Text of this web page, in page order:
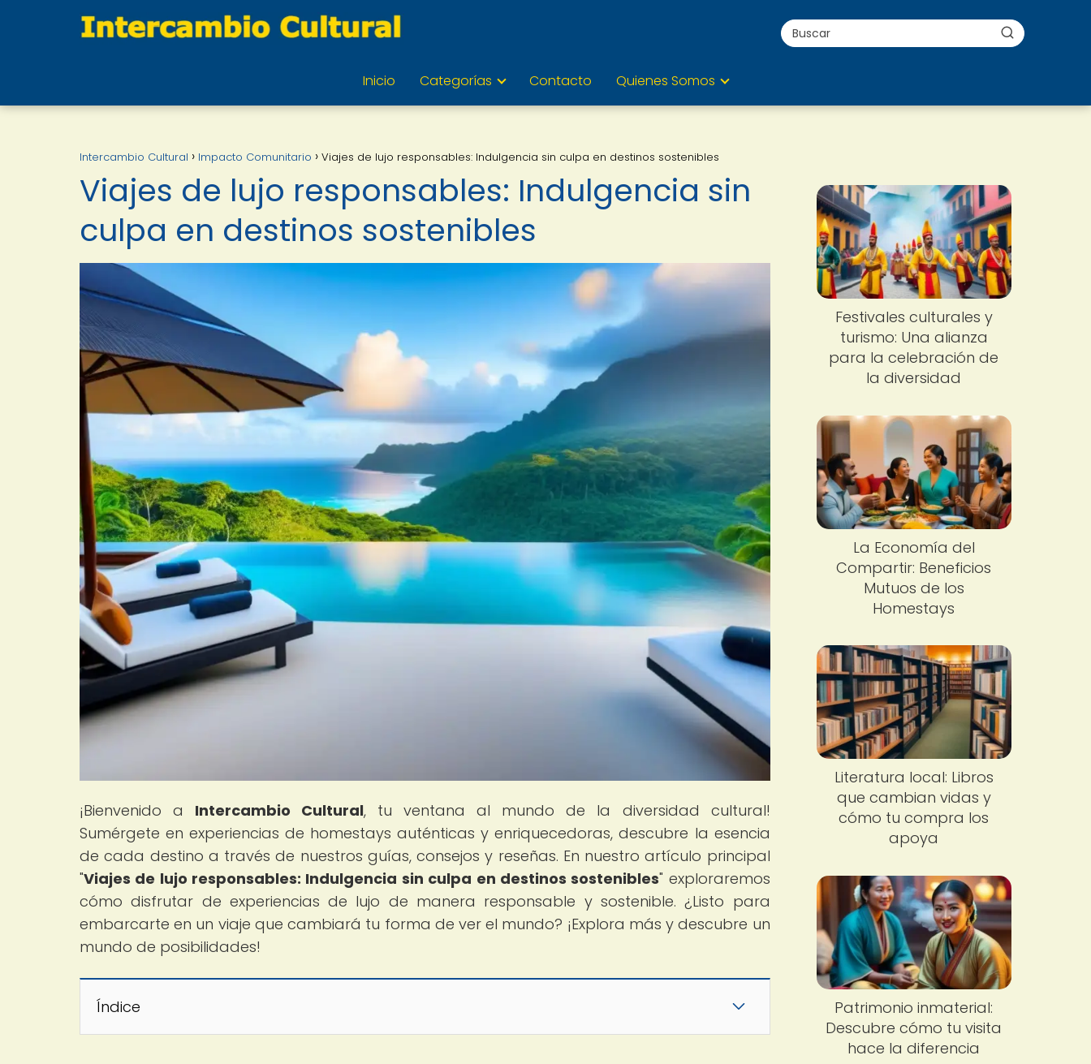
Inicio Categorías Contacto Quienes Somos
Intercambio Cultural Impacto Comunitario Viajes de lujo responsables: Indulgencia sin culpa en destinos sostenibles
Viajes de lujo responsables: Indulgencia sin
culpa en destinos sostenibles
¡Bienvenido a Intercambio Cultural, tu ventana al mundo de la diversidad cultural!
Sumérgete en experiencias de homestays auténticas y enriquecedoras, descubre la esencia
de cada destino a través de nuestros guías, consejos y reseñas. En nuestro artículo principal
"Viajes de lujo responsables: Indulgencia sin culpa en destinos sostenibles" exploraremos
cómo disfrutar de experiencias de lujo de manera responsable y sostenible. ¿Listo para
embarcarte en un viaje que cambiará tu forma de ver el mundo? ¡Explora más y descubre un
mundo de posibilidades!
Índice
Festivales culturales y
turismo: Una alianza
para la celebración de
la diversidad
La Economía del
Compartir: Beneficios
Mutuos de los
Homestays
Literatura local: Libros
que cambian vidas y
cómo tu compra los
apoya
Patrimonio inmaterial:
Descubre cómo tu visita
hace la diferencia